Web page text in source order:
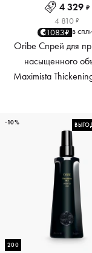
4 329 ₽
4 810 ₽
1083₽ в
Oribe Спрей для
насыщенного
Maximista
200
-10%